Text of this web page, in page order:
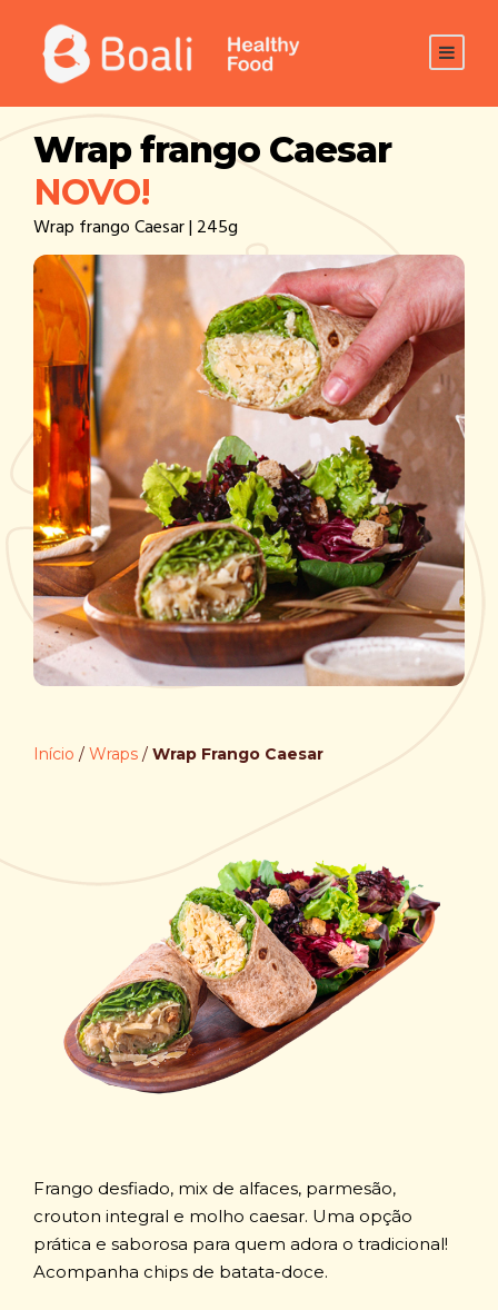
Wrap frango Caesar
NOVO!
Wrap frango Caesar | 245g
Início / Wraps / Wrap Frango Caesar
Frango desfiado, mix de alfaces, parmesão,
crouton integral e molho caesar. Uma opção
prática e saborosa para quem adora o tradicional!
Acompanha chips de batata-doce.